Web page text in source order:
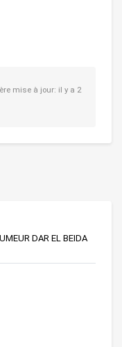
mise à jour: il y a 2
DAR EL BEIDA